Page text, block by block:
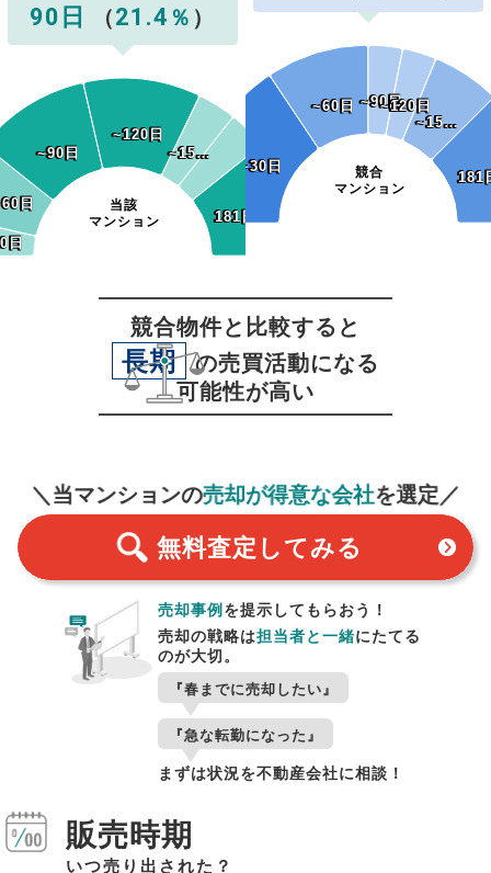
90日
（21.4 ％ ）
当該
マンション
日
日
日
日
~90日
~90日
~120日
~120日
~15…
~15…
181日~
181日~
競合
マンション
~30日
~30日
~60日
~60日 ~90日
~90日~120日
~120日
~15…
~15…
181
181
競合物件と比較すると
長期
の売買活動になる
可能性が高い
＼当マンションの売却が得意な会社を選定／
無料査定 してみる
売却事例を提示してもらおう！
売却の戦略は担当者と一緒にたてる
のが大切。
『春までに売却したい』
『急な転勤になった』
まずは状況を不動産会社に相談！
販売時期
いつ売り出された？